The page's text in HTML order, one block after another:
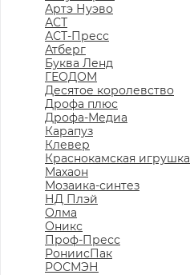
Артэ Нуэво
АСТ
АСТ-Пресс
Атберг
Буква Ленд
ГЕОДОМ
Десятое королевство
Дрофа плюс
Дрофа-Медиа
Карапуз
Клевер
Краснокамская игрушка
Махаон
Мозаика-синтез
НД Плэй
Олма
Оникс
Проф-Пресс
РониисПак
РОСМЭН